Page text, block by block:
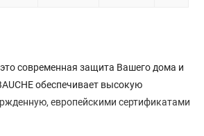
современная защита Вашего дома и
обеспечивает высокую
европейскими сертификатами